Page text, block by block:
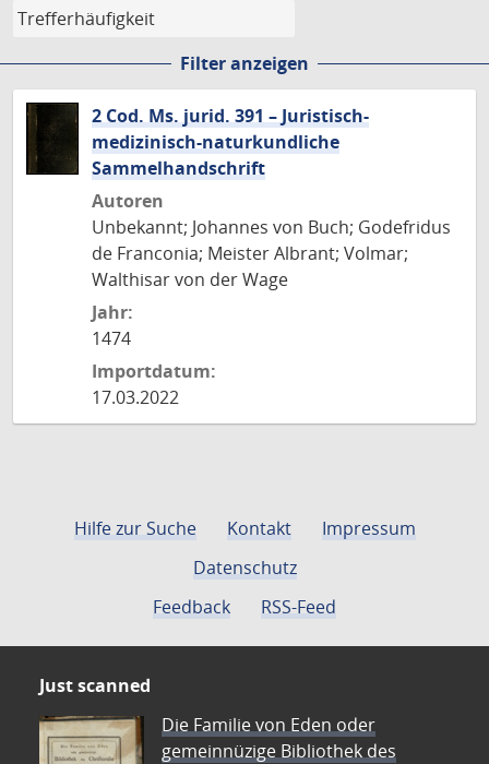
Filter anzeigen
2 Cod. Ms. jurid. 391 – Juristisch-
medizinisch-naturkundliche
Sammelhandschrift
Autoren
Unbekannt; Johannes von Buch; Godefridus
de Franconia; Meister Albrant; Volmar;
Walthisar von der Wage
Jahr:
1474
Importdatum:
17.03.2022
Hilfe zur Suche Kontakt
Impressum
Datenschutz
Feedback
RSS-Feed
Just scanned
Die Familie von Eden oder
gemeinnüzige Bibliothek des